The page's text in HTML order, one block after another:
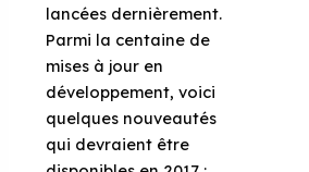
lancées dernièrement.
Parmi la centaine de
mises à jour en
développement, voici
quelques nouveautés
qui devraient être